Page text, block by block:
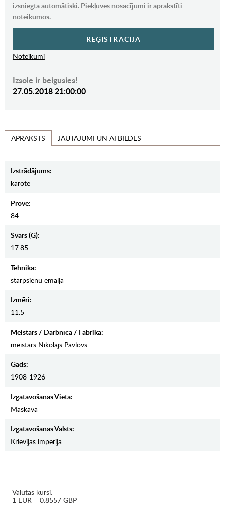
izsniegta automātiski. Piekļuves nosacījumi ir aprakstīti
noteikumos.
REĢISTRĀCIJA
Noteikumi
Izsole ir beigusies!
27.05.2018 21:00:00
APRAKSTS JAUTĀJUMI UN ATBILDES
Izstrādājums:
karote
Prove:
84
Svars (g):
17.85
Tehnika:
starpsienu emalja
Izmēri:
11.5
Meistars / Darbnīca / Fabrika:
meistars Nikolajs Pavlovs
Gads:
1908-1926
Izgatavošanas Vieta:
Maskava
Izgatavošanas Valsts:
Krievijas impērija
Valūtas kursi:
1 EUR = 0.8557 GBP